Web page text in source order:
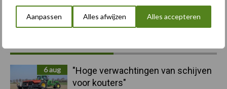
Aanpassen Alles afwijzen Alles accepteren
Sidebar
6 aug
"Hoge verwachtingen van schijven
voor kouters"